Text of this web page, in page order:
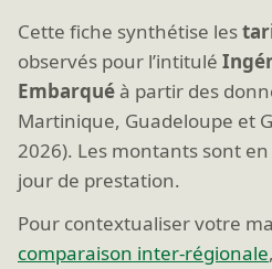
Cette fiche synthétise les
observés pour l’intitulé
Embarquéà partir des
Martinique, Guadeloupe et
2026). Les montants sont
jour de prestation.
Pour contextualiser votre
comparaison inter-régionale